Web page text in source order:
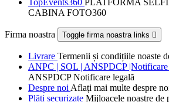
CABINA FOTO360
Firma noastra Toggle firma noastra links 
Livrare Termenii și condițiile noaste
ANPC | SOL | ANSPDCP |Notificare
ANSPDCP Notificare legală
Despre noi Aflați mai multe despre
Plăți securizate Mijloacele noastre de